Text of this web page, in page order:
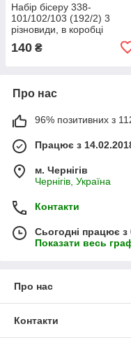
Набір бісеру 338-
101/102/103 (192/2) 3
різновиди, в коробці
140 ₴
Про нас
96% позитивних з 112
Працює з
м. Чернігів
Чернігів, Україна
Контакти
Сьогодні працює з
Показати весь
Про нас
Контакти